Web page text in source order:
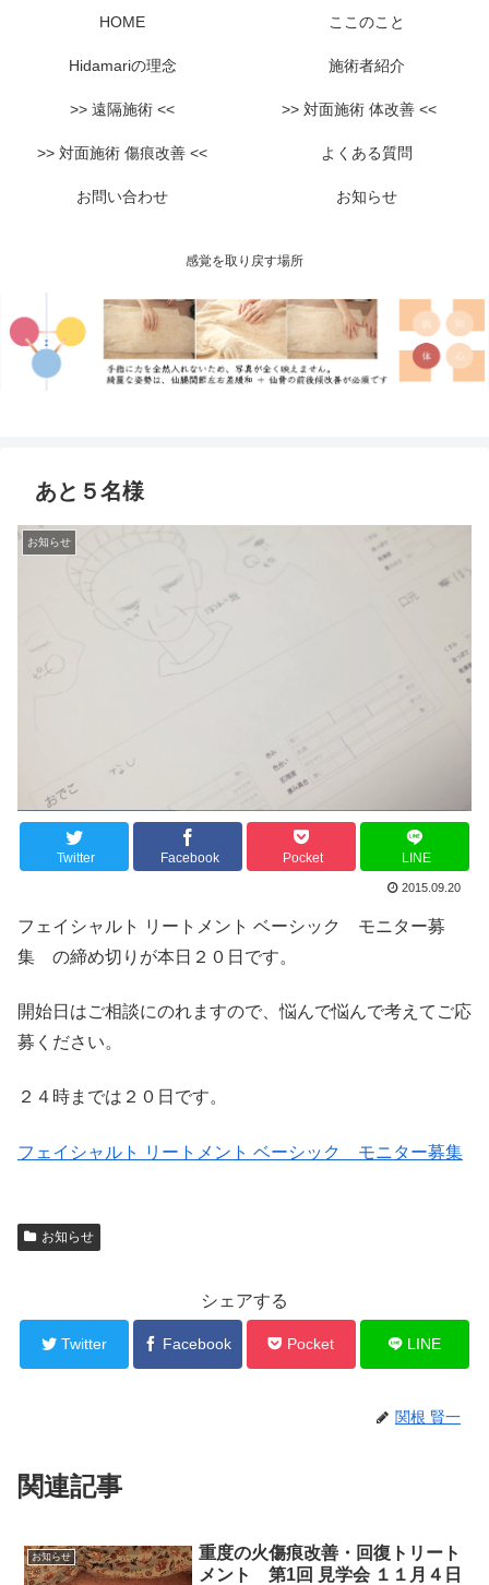
感覚を取り戻す場所
HOME ここのこと
Hidamariの理念 施術者紹介
>> 遠隔施術 << >> 対面施術 体改善 <<
>> 対面施術 傷痕改善 << よくある質問
お問い合わせ お知らせ
あと５名様
お知らせ
Twitter Facebook Pocket LINE
2015.09.20
フェイシャルト リートメント ベーシック モニター募
集 の締め切りが本日２０日です。
開始日はご相談にのれますので、悩んで悩んで考えてご応
募ください。
２４時までは２０日です。
フェイシャルト リートメント ベーシック モニター募集
お知らせ
シェアする
Twitter Facebook Pocket LINE
関根 賢一
関連記事
お知らせ
重度の火傷痕改善・回復トリート
メント 第1回 見学会 １１月４日